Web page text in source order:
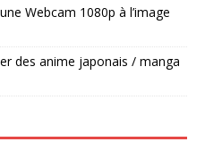
Webcam 1080p à l’image
des anime japonais / manga